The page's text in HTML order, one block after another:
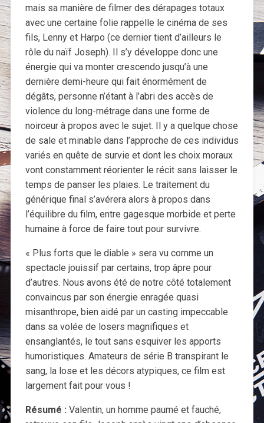
mais sa manière de filmer des dérapages totaux
avec une certaine folie rappelle le cinéma de ses
fils, Lenny et Harpo (ce dernier tient d’ailleurs le
rôle du naïf Joseph). Il s’y développe donc une
énergie qui va monter crescendo jusqu’à une
dernière demi-heure qui fait énormément de
dégâts, personne n’étant à l’abri des accès de
violence du long-métrage dans une forme de
noirceur à propos avec le sujet. Il y a quelque chose
de sale et minable dans l’approche de ces individus
variés en quête de survie et dont les choix moraux
vont constamment réorienter le récit sans laisser le
temps de panser les plaies. Le traitement du
générique final s’avérera alors à propos dans
l’équilibre du film, entre gagesque morbide et perte
humaine à force de faire tout pour survivre.
« Plus forts que le diable » sera vu comme un
spectacle jouissif par certains, trop âpre pour
d’autres. Nous avons été de notre côté totalement
convaincus par son énergie enragée quasi
misanthrope, bien aidé par un casting impeccable
dans sa volée de losers magnifiques et
ensanglantés, le tout sans esquiver les apports
humoristiques. Amateurs de série B transpirant le
sang, la lose et les décors atypiques, ce film est
largement fait pour vous !
Résumé : Valentin, un homme paumé et fauché,